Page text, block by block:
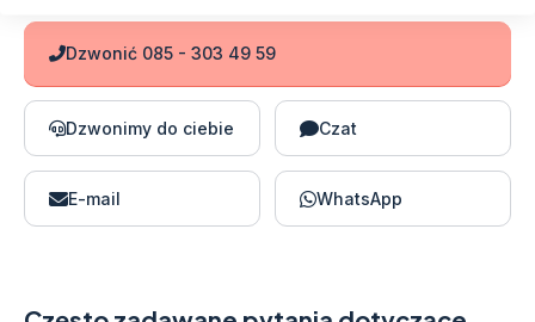
Dzwonić 085 - 303 49 59
Dzwonimy do ciebie Czat
E-mail WhatsApp